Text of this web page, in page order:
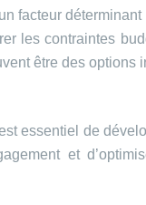
facteur
les contraintes
être des options
essentiel de
et